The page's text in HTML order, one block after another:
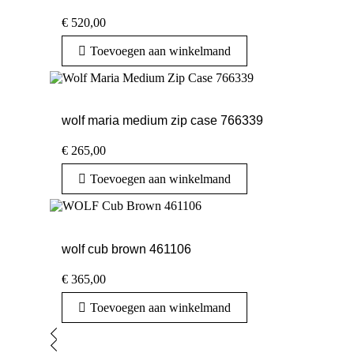
€ 520,00
Toevoegen aan winkelmand
wolf maria medium zip case 766339
€ 265,00
Toevoegen aan winkelmand
wolf cub brown 461106
€ 365,00
Toevoegen aan winkelmand